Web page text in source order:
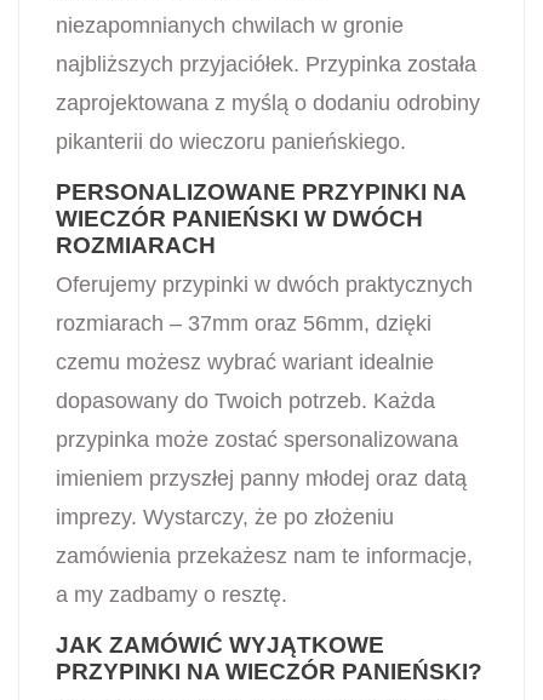
niezapomnianych chwilach w gronie
najbliższych przyjaciółek. Przypinka została
zaprojektowana z myślą o dodaniu odrobiny
pikanterii do wieczoru panieńskiego.
PERSONALIZOWANE PRZYPINKI NA
WIECZÓR PANIEŃSKI W DWÓCH
ROZMIARACH
Oferujemy przypinki w dwóch praktycznych
rozmiarach – 37mm oraz 56mm, dzięki
czemu możesz wybrać wariant idealnie
dopasowany do Twoich potrzeb. Każda
przypinka może zostać spersonalizowana
imieniem przyszłej panny młodej oraz datą
imprezy. Wystarczy, że po złożeniu
zamówienia przekażesz nam te informacje,
a my zadbamy o resztę.
JAK ZAMÓWIĆ WYJĄTKOWE
PRZYPINKI NA WIECZÓR PANIEŃSKI?